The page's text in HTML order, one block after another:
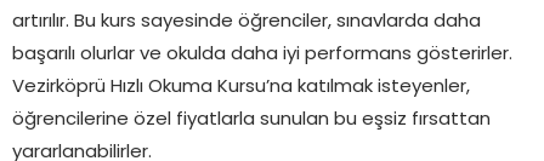
artırılır. Bu kurs sayesinde öğrenciler, sınavlarda daha
başarılı olurlar ve okulda daha iyi performans gösterirler.
Vezirköprü Hızlı Okuma Kursu’na katılmak isteyenler,
öğrencilerine özel fiyatlarla sunulan bu eşsiz fırsattan
yararlanabilirler.